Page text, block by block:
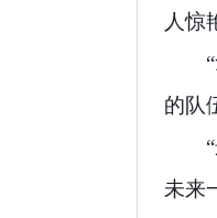
人惊
的队
未来